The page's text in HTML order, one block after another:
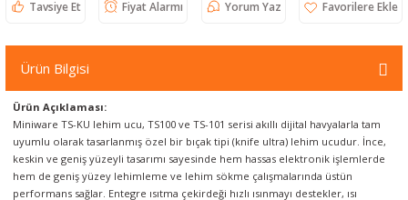
ve Kablo Bulucular
Tavsiye Et Fiyat Alarmı Yorum Yaz
Ürün Bilgisi
Ürün Açıklaması:
Miniware TS-KU lehim ucu, TS100 ve TS-101 serisi akıllı dijital havyalarla tam
uyumlu olarak tasarlanmış özel bir bıçak tipi (knife ultra) lehim ucudur. İnce,
keskin ve geniş yüzeyli tasarımı sayesinde hem hassas elektronik işlemlerde
hem de geniş yüzey lehimleme ve lehim sökme çalışmalarında üstün
performans sağlar. Entegre ısıtma çekirdeği hızlı ısınmayı destekler, ısı